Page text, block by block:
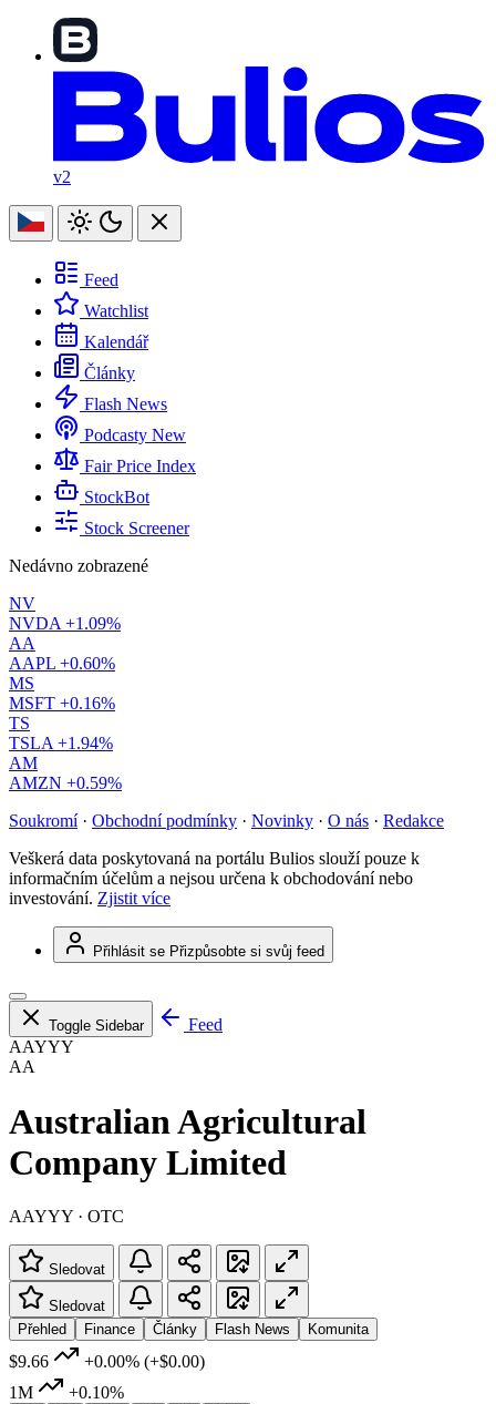
v2
Feed
Watchlist
Kalendář
Články
Flash News
Podcasty New
Fair Price Index
StockBot
Stock Screener
Nedávno zobrazené
NV
NVDA +1.09%
AA
AAPL +0.60%
MS
MSFT +0.16%
TS
TSLA +1.94%
AM
AMZN +0.59%
Soukromí · Obchodní podmínky · Novinky · O nás · Redakce
Veškerá data poskytovaná na portálu Bulios slouží pouze k
informačním účelům a nejsou určena k obchodování nebo
investování. Zjistit více
Přihlásit se Přizpůsobte si svůj feed
Toggle Sidebar
Feed
AAYYY
AA
Australian Agricultural
Company Limited
AAYYY · OTC
Sledovat
Sledovat
Přehled
Finance Články Flash News Komunita
$9.66 +0.00% (+$0.00)
1M
+0.10%